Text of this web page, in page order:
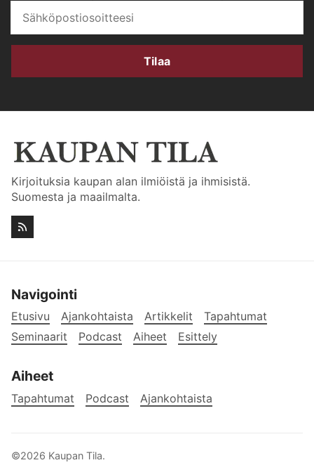
Tilaa
Kirjoituksia kaupan alan ilmiöistä ja ihmisistä.
Suomesta ja maailmalta.
Navigointi
Etusivu Ajankohtaista Artikkelit
Tapahtumat
Seminaarit
Podcast Aiheet Esittely
Aiheet
Tapahtumat Podcast Ajankohtaista
©2026 Kaupan Tila.